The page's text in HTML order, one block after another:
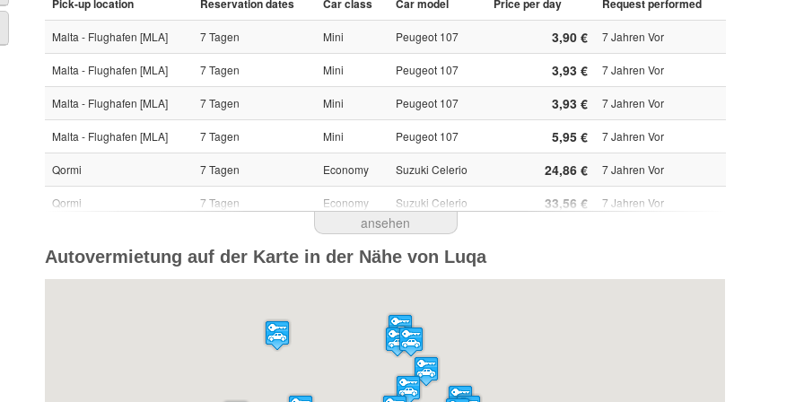
Malta - Flughafen [MLA] 7 Tagen Mini Peugeot 107 3,90 € 7 Jahren Vor
Malta - Flughafen [MLA] 7 Tagen Mini Peugeot 107 3,93 € 7 Jahren Vor
Malta - Flughafen [MLA] 7 Tagen Mini Peugeot 107 3,93 € 7 Jahren Vor
Malta - Flughafen [MLA] 7 Tagen Mini Peugeot 107 5,95 € 7 Jahren Vor
Qormi 7 Tagen Economy Suzuki Celerio 24,86 € 7 Jahren Vor
Qormi 7 Tagen Economy Suzuki Celerio 33,56 € 7 Jahren Vor
Economy Suzuki Celerio
Peugeot 107
Peugeot 107
ansehen
Autovermietung auf der Karte in der Nähe von Luqa